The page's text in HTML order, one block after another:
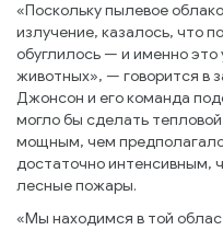
«Поскольку пылевое
излучение, казалось, что
обуглилось — и именно это
животных», — говорится в
Джонсон и его команда
могло бы сделать
мощным, чем
достаточно интенсивным,
лесные пожары.
«Мы находимся в той